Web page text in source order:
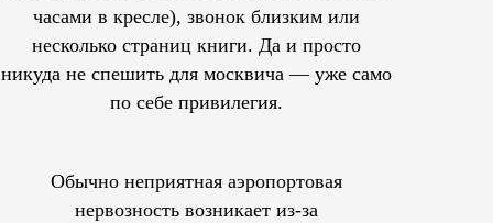
часами в кресле), звонок близким или
несколько страниц книги. Да и просто
никуда не спешить для москвича — уже само
по себе привилегия.
Обычно неприятная аэропортовая
нервозность возникает из-за